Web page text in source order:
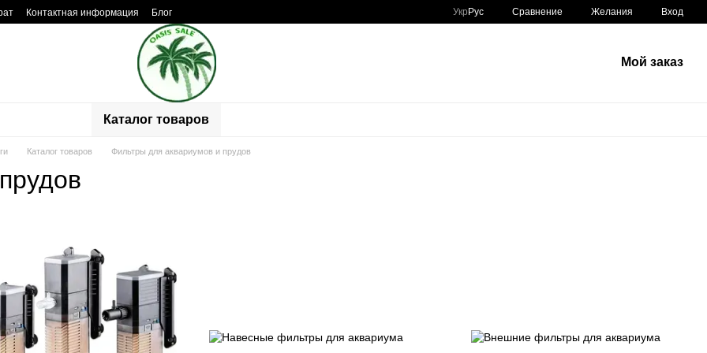
Контактная информация
Блог
Укр Рус Сравнение Желания Вход
Мой заказ
Каталог товаров
Каталог товаров Фильтры для аквариумов и прудов